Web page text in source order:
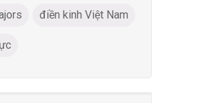
điền kinh Việt Nam